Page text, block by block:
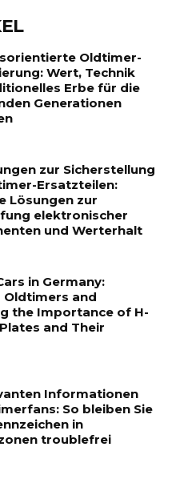
Oldtimer-
Wert, Technik
Erbe für die
Generationen
zur Sicherstellung
Ersatzteilen:
Lösungen zur
elektronischer
und Werterhalt
in Germany:
Oldtimers and
the Importance of H-
and Their
Informationen
So bleiben Sie
in
troublefrei